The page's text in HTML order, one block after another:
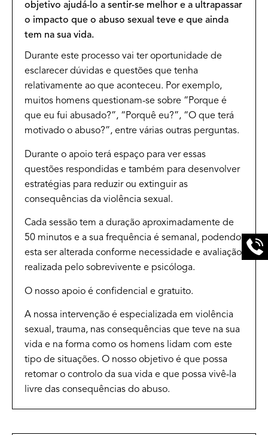
objetivo ajudá-lo a sentir-se melhor e a ultrapassar
o impacto que o abuso sexual teve e que ainda
tem na sua vida.
Durante este processo vai ter oportunidade de
esclarecer dúvidas e questões que tenha
relativamente ao que aconteceu. Por exemplo,
muitos homens questionam-se sobre “Porque é
que eu fui abusado?”, “Porquê eu?”, “O que terá
motivado o abuso?”, entre várias outras perguntas.
Durante o apoio terá espaço para ver essas
questões respondidas e também para desenvolver
estratégias para reduzir ou extinguir as
consequências da violência sexual.
Cada sessão tem a duração aproximadamente de
50 minutos e a sua frequência é semanal, podendo
esta ser alterada conforme necessidade e avaliação
realizada pelo sobrevivente e psicóloga.
O nosso apoio é confidencial e gratuito.
A nossa intervenção é especializada em violência
sexual, trauma, nas consequências que teve na sua
vida e na forma como os homens lidam com este
tipo de situações. O nosso objetivo é que possa
retomar o controlo da sua vida e que possa vivê-la
livre das consequências do abuso.